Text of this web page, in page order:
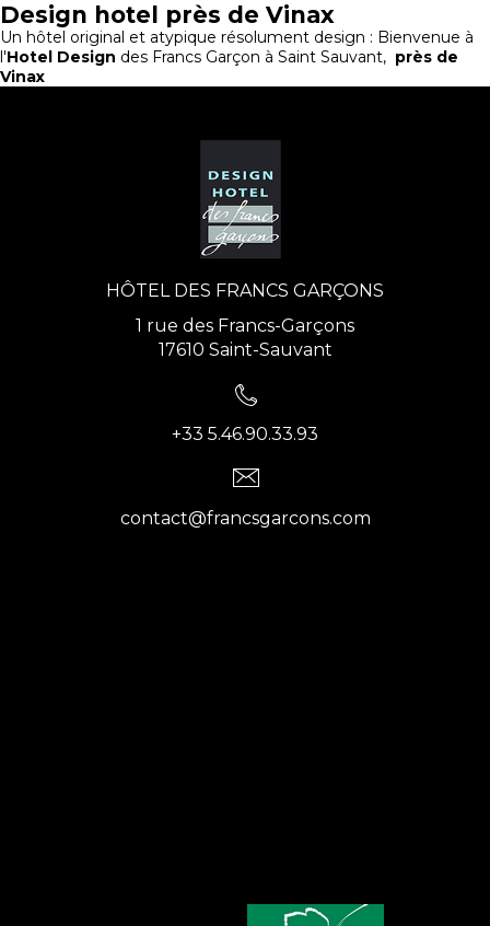
Design hotel près de Vinax
Un hôtel original et atypique résolument design : Bienvenue à
l'Hotel Design des Francs Garçon à Saint Sauvant, près de
Vinax
HÔTEL DES FRANCS GARÇONS
1 rue des Francs-Garçons
17610 Saint-Sauvant
+33 5.46.90.33.93
contact@francsgarcons.com